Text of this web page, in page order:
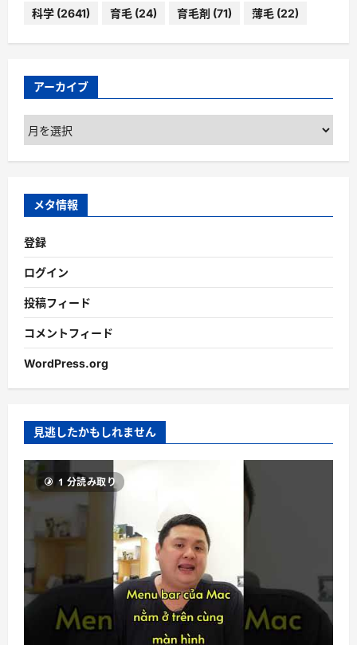
科学 (2641) 育毛 (24) 育毛剤 (71) 薄毛 (22)
アーカイブ
ア
ー
カ
ブ
メタ情報
登録
ログイン
投稿フィード
コメントフィード
WordPress.org
見逃したかもしれません
1 分読み取り